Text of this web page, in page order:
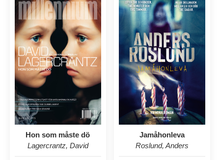
Hon som måste dö
Lagercrantz, David
Jamåhonleva
Roslund, Anders